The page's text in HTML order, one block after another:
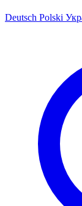
Deutsch Polski